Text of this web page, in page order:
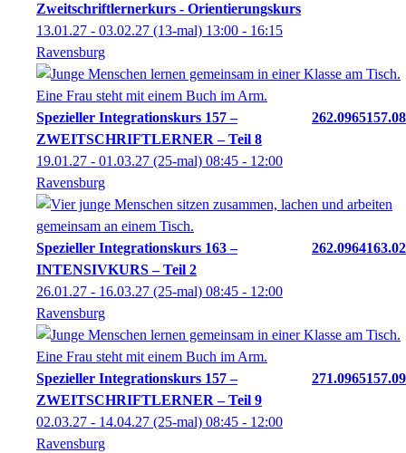
Zweitschriftlernerkurs - Orientierungskurs
13.01.27 - 03.02.27 (13-mal) 13:00 - 16:15
Ravensburg
Spezieller Integrationskurs 157 –
ZWEITSCHRIFTLERNER – Teil 8
262.0965157.08
19.01.27 - 01.03.27 (25-mal) 08:45 - 12:00
Ravensburg
Spezieller Integrationskurs 163 –
INTENSIVKURS – Teil 2
262.0964163.02
26.01.27 - 16.03.27 (25-mal) 08:45 - 12:00
Ravensburg
Spezieller Integrationskurs 157 –
ZWEITSCHRIFTLERNER – Teil 9
271.0965157.09
02.03.27 - 14.04.27 (25-mal) 08:45 - 12:00
Ravensburg